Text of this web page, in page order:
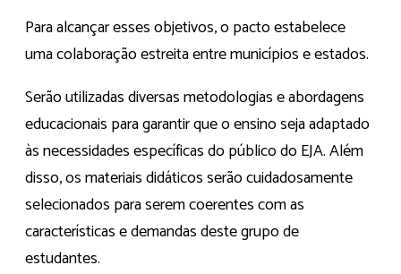
Para alcançar esses objetivos, o pacto estabelece
uma colaboração estreita entre municípios e estados.
Serão utilizadas diversas metodologias e abordagens
educacionais para garantir que o ensino seja adaptado
às necessidades específicas do público do EJA. Além
disso, os materiais didáticos serão cuidadosamente
selecionados para serem coerentes com as
características e demandas deste grupo de
estudantes.